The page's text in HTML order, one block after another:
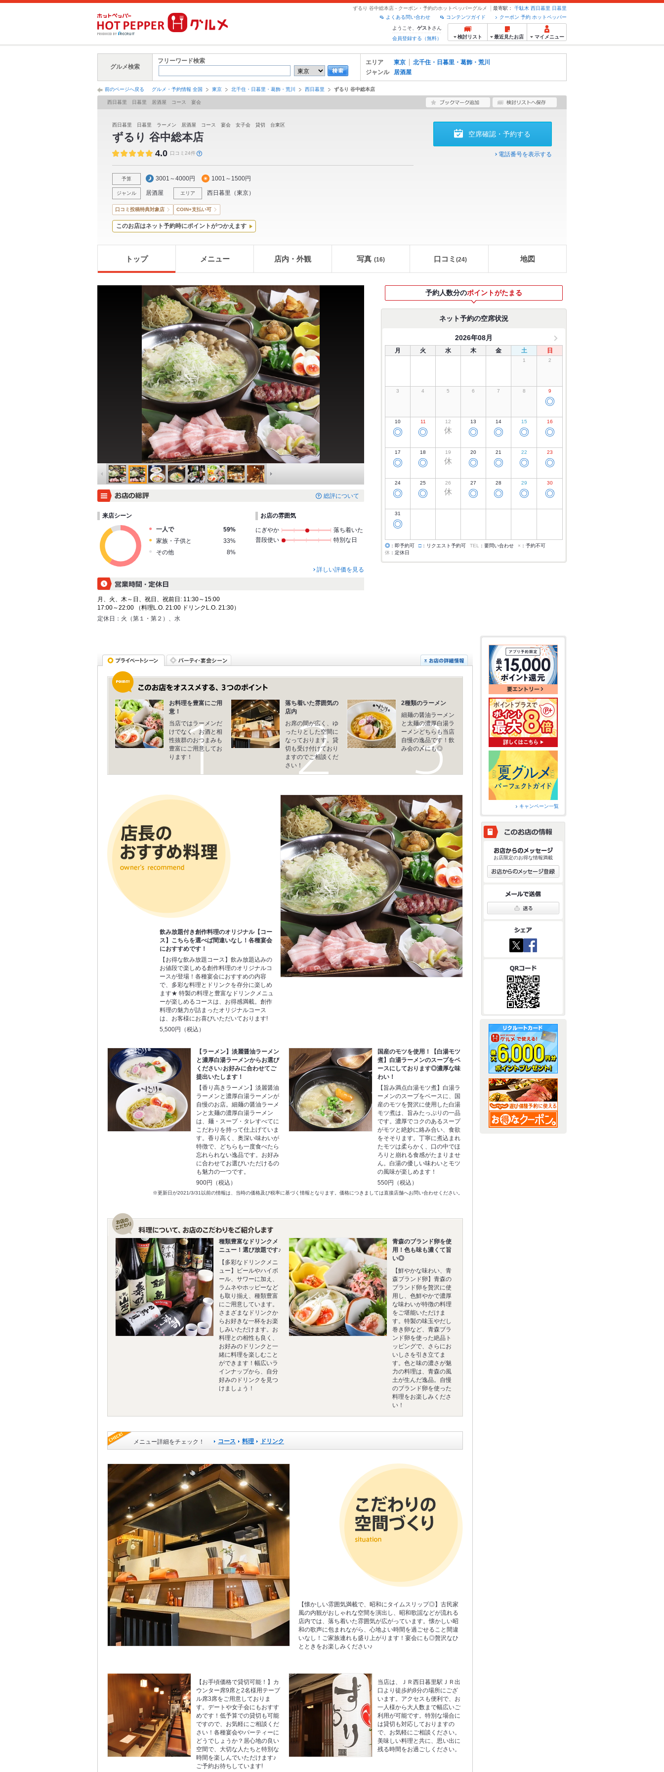
ずるり 谷中総本店 - クーポン・予約のホットペッパーグルメ 最寄駅： 千駄木 西日暮里 日暮里
クーポン 予約 ホットペッパー
コンテンツガイド
よくある問い合わせ
ようこそ、 ゲスト さん
会員登録する（無料）
検討リスト 最近見たお店 マイメニュー
グルメ検索
フリーワード検索 エリア 東京
北千住・日暮里・葛飾・荒川
ジャンル
居酒屋
前のページへ戻る グルメ・予約情報 全国 東京 北千住・日暮里・葛飾・荒川 西日暮里 ずるり 谷中総本店
西日暮里 日暮里 居酒屋 コース 宴会
西日暮里 日暮里 ラーメン 居酒屋 コース 宴会 女子会 貸切 台東区
ずるり 谷中総本店
4.0 口コミ24件
予算 3001～4000円 1001～1500円
ジャンル 居酒屋 エリア 西日暮里 （東京）
空席確認・予約する
電話番号を表示する
口コミ投稿特典対象店 COIN+支払い可
このお店はネット予約時にポイントがつかえます
トップ メニュー 店内・外観 写真 (16) 口コミ (24) 地図
総評について
来店シーン
一人で
59%
家族・子供と
33%
その他
8%
お店の雰囲気
にぎやか
落ち着いた
普段使い
特別な日
詳しい評価を見る
月、火、木～日、祝日、祝前日: 11:30～15:00
17:00～22:00 （料理L.O. 21:00 ドリンクL.O. 21:30）
定休日： 火（第１・第２）、水
予約人数分のポイントがたまる
ネット予約の空席状況
2026年08月
月 火 水 木 金 土 日
1 2
3 4 5 6 7 8 9
◎
10
◎
11
◎
12
休
13
◎
14
◎
15
◎
16
◎
17
◎
18
◎
19
休
20
◎
21
◎
22
◎
23
◎
24
◎
25
◎
26
休
27
◎
28
◎
29
◎
30
◎
31
◎
◎ ：即予約可 □ ：リクエスト予約可 TEL ：要問い合わせ × ：予約不可
休 ：定休日
お料理を豊富にご用
意！
当店ではラーメンだ
けでなく、お酒と相
性抜群のおつまみも
豊富にご用意してお
ります！
落ち着いた雰囲気の
店内
お席の間が広く、ゆ
ったりとした空間に
なっております。貸
切も受け付けており
ますのでご相談くだ
さい！
2種類のラーメン
細麺の醤油ラーメン
と太麺の濃厚白湯ラ
ーメンどちらも当店
自慢の逸品です！飲
み会の〆にも◎
飲み放題付き創作料理のオリジナル【コー
ス】こちらを選べば間違いなし！各種宴会
におすすめです！
【お得な飲み放題コース】飲み放題込みの
お値段で楽しめる創作料理のオリジナルコ
ースが登場！各種宴会におすすめの内容
で、多彩な料理とドリンクを存分に楽しめ
ます★ 特製の料理と豊富なドリンクメニュ
ーが楽しめるコースは、お得感満載。創作
料理の魅力が詰まったオリジナルコース
は、お客様にお喜びいただいております!
5,500円（税込）
【ラーメン】淡麗醤油ラーメン
と濃厚白湯ラーメンからお選び
ください♪お好みに合わせてご
提出いたします！
【香り高きラーメン】淡麗醤油
ラーメンと濃厚白湯ラーメンが
自慢のお店。細麺の醤油ラーメ
ンと太麺の濃厚白湯ラーメン
は、麺・スープ・タレすべてに
こだわりを持って仕上げていま
す。香り高く、奥深い味わいが
特徴で、どちらも一度食べたら
忘れられない逸品です。お好み
に合わせてお選びいただけるの
も魅力の一つです。
900円（税込）
国産のモツを使用！【白湯モツ
煮】白湯ラーメンのスープをベ
ースにしております◎濃厚な味
わい！
【旨み満点白湯モツ煮】白湯ラ
ーメンのスープをベースに、国
産のモツを贅沢に使用した白湯
モツ煮は、旨みたっぷりの一品
です。濃厚でコクのあるスープ
がモツと絶妙に絡み合い、食欲
をそそります。丁寧に煮込まれ
たモツは柔らかく、口の中でほ
ろりと崩れる食感がたまりませ
ん。白湯の優しい味わいとモツ
の風味が楽しめます！
550円（税込）
※更新日が2021/3/31以前の情報は、当時の価格及び税率に基づく情報となります。価格につきましては直接店舗へお問い合わせください。
種類豊富なドリンクメ
ニュー！選び放題です♪
【多彩なドリンクメニ
ュー】ビールやハイボ
ール、サワーに加え、
ラムネやホッピーなど
も取り揃え、種類豊富
にご用意しています。
さまざまなドリンクか
らお好きな一杯をお楽
しみいただけます。お
料理との相性も良く、
お好みのドリンクと一
緒に料理を楽しむこと
ができます！幅広いラ
インナップから、自分
好みのドリンクを見つ
けましょう！
青森のブランド卵を使
用！色も味も濃くて旨
い◎
【鮮やかな味わい、青
森ブランド卵】青森の
ブランド卵を贅沢に使
用し、色鮮やかで濃厚
な味わいが特徴の料理
をご堪能いただけま
す。特製の味玉やだし
巻き卵など、青森ブラ
ンド卵を使った絶品ト
ッピングで、さらにお
いしさを引き立てま
す。色と味の濃さが魅
力の料理は、青森の風
土が生んだ逸品。自慢
のブランド卵を使った
料理をお楽しみくださ
い！
メニュー詳細をチェック！ コース 料理 ドリンク
【懐かしい雰囲気満載で、昭和にタイムスリップ◎】古民家
風の内観がおしゃれな空間を演出し、昭和歌謡などが流れる
店内では、落ち着いた雰囲気が広がっています。懐かしい昭
和の歌声に包まれながら、心地よい時間を過ごせること間違
いなし！ご家族連れも盛り上がります！宴会にも◎贅沢なひ
とときをお楽しみください♪
【お手頃価格で貸切可能！】カ
ウンター席9席と2名様用テーブ
ル席3席をご用意しておりま
す。デートや女子会にもおすす
めです！低予算での貸切も可能
ですので、お気軽にご相談くだ
さい！各種宴会やパーティーに
どうでしょうか？居心地の良い
空間で、大切な人たちと特別な
時間を楽しんでいただけます♪
ご予約お待ちしています!
当店は、ＪＲ西日暮里駅ＪＲ出
口より徒歩約8分の場所にござ
います。アクセスも便利で、お
一人様から大人数まで幅広いご
利用が可能です。特別な場合に
は貸切も対応しておりますの
で、お気軽にご相談ください。
美味しい料理と共に、思い出に
残る時間をお過ごしください。
キャンペーン一覧
お店限定のお得な情報満載